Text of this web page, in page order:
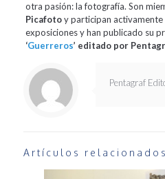
otra pasión: la fotografía. Son
Picafotoy participan activamente
exposiciones y han publicado su
‘Guerreros’ editado por
Pentagraf
Artículos relacionados